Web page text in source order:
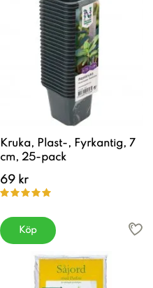
Kruka, Plast-, Fyrkantig, 7
cm, 25-pack
69 kr
Köp